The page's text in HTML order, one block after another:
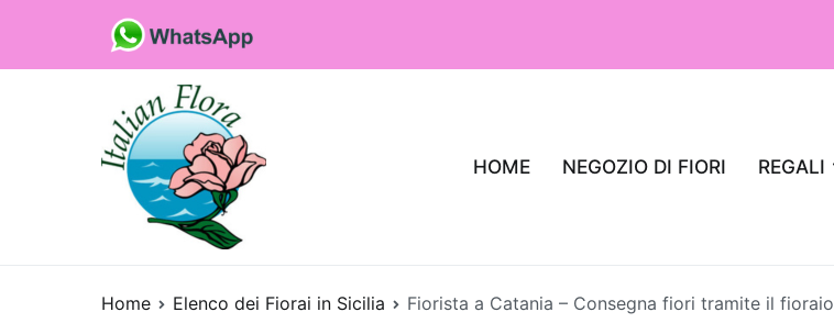
contenuto
HOME NEGOZIO DI FIORI REGALI
Home Elenco dei Fiorai in Sicilia Fiorista a Catania – Consegna fiori tramite il fioraio